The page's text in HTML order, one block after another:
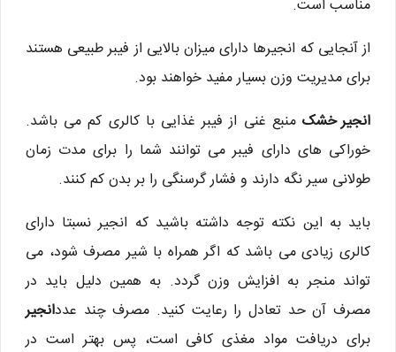
مناسب است.
از آنجایی که انجیرها دارای میزان بالایی از فیبر طبیعی هستند
برای مدیریت وزن بسیار مفید خواهند بود.
انجیر خشک منبع غنی از فیبر غذایی با کالری کم می باشد.
خوراکی های دارای فیبر می توانند شما را برای مدت زمان
طولانی سیر نگه دارند و فشار گرسنگی را بر بدن کم کنند.
باید به این نکته توجه داشته باشید که انجیر نسبتا دارای
کالری زیادی می باشد که اگر همراه با شیر مصرف شود، می
تواند منجر به افزایش وزن گردد. به همین دلیل باید در
مصرف آن حد تعادل را رعایت کنید. مصرف چند عددانجیر
برای دریافت مواد مغذی کافی است، پس بهتر است در